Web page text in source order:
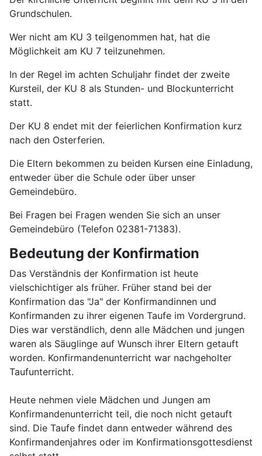
Grundschulen.
Wer nicht am KU 3 teilgenommen hat, hat die
Möglichkeit am KU 7 teilzunehmen.
In der Regel im achten Schuljahr findet der zweite
Kursteil, der KU 8 als Stunden- und Blockunterricht
statt.
Der KU 8 endet mit der feierlichen Konfirmation kurz
nach den Osterferien.
Die Eltern bekommen zu beiden Kursen eine Einladung,
entweder über die Schule oder über unser
Gemeindebüro.
Bei Fragen bei Fragen wenden Sie sich an unser
Gemeindebüro (Telefon 02381-71383).
Bedeutung der Konfirmation
Das Verständnis der Konfirmation ist heute
vielschichtiger als früher. Früher stand bei der
Konfirmation das "Ja" der Konfirmandinnen und
Konfirmanden zu ihrer eigenen Taufe im Vordergrund.
Dies war verständlich, denn alle Mädchen und jungen
waren als Säuglinge auf Wunsch ihrer Eltern getauft
worden. Konfirmandenunterricht war nachgeholter
Taufunterricht.
Heute nehmen viele Mädchen und Jungen am
Konfirmandenunterricht teil, die noch nicht getauft
sind. Die Taufe findet dann entweder während des
Konfirmandenjahres oder im Konfirmationsgottesdienst